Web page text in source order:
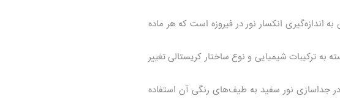
انکسار نور در فیروزه است که هر ماده
ترکیبات شیمیایی و نوع ساختار کریستالی تغییر
نور سفید به طیف‌های رنگی آن استفاده